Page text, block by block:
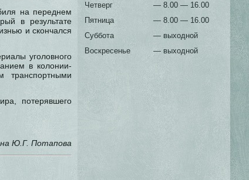
на переднем
в результате
и скончался
уголовного
в колонии-
транспортными
потерявшего
Ю.Г. Потапова
Четверг
— 8.00 — 16.00
Пятница
— 8.00 — 16.00
Суббота
— выходной
Воскресенье
— выходной